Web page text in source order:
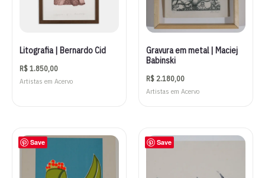
Litografia | Bernardo Cid
R$1.850,00
Artistas em Acervo
Gravura em metal | Maciej
Babinski
R$ 2.180,00
Artistas em Acervo
Save Save